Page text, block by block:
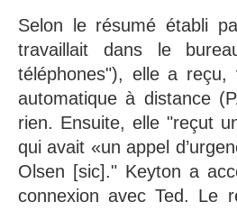
Selon le résumé établi
travaillait dans le
téléphones"), elle a
automatique à distance
rien. Ensuite, elle "reçut
qui avait «un appel
Olsen [sic]." Keyton a
connexion avec Ted.